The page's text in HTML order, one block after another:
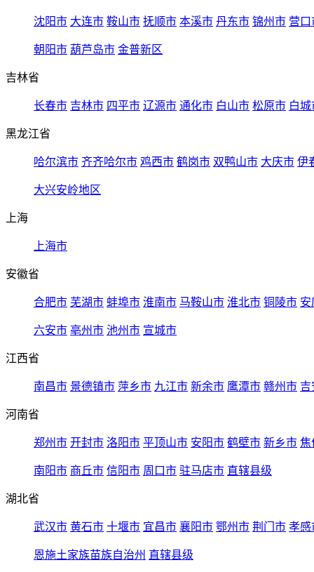
沈阳市 大连市 鞍山市 抚顺市 本溪市 丹东市 锦州市 营口
朝阳市 葫芦岛市 金普新区
吉林省
长春市 吉林市 四平市 辽源市 通化市 白山市 松原市 白城
黑龙江省
哈尔滨市 齐齐哈尔市 鸡西市 鹤岗市 双鸭山市 大庆市 伊
大兴安岭地区
上海
上海市
安徽省
合肥市 芜湖市 蚌埠市 淮南市 马鞍山市 淮北市 铜陵市 安
六安市 亳州市 池州市 宣城市
江西省
南昌市 景德镇市 萍乡市 九江市 新余市 鹰潭市 赣州市 吉
河南省
郑州市 开封市 洛阳市 平顶山市 安阳市 鹤壁市 新乡市 焦
南阳市 商丘市 信阳市 周口市 驻马店市 直辖县级
湖北省
武汉市 黄石市 十堰市 宜昌市 襄阳市 鄂州市 荆门市 孝感
恩施土家族苗族自治州 直辖县级